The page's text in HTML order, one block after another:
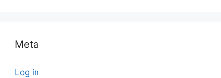
Meta
Log in